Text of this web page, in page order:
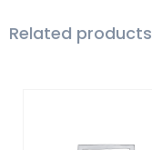
Related products